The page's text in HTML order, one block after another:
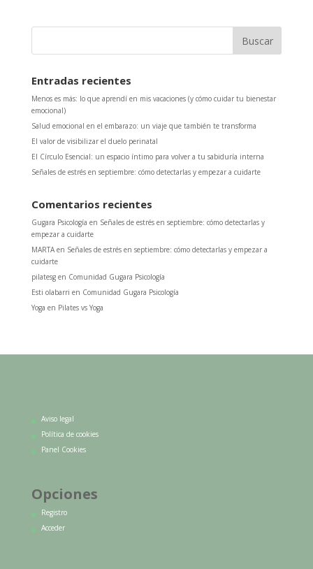
Entradas recientes
Menos es más: lo que aprendí en mis vacaciones (y cómo cuidar tu bienestar
emocional)
Salud emocional en el embarazo: un viaje que también te transforma
El valor de visibilizar el duelo perinatal
El Círculo Esencial: un espacio íntimo para volver a tu sabiduría interna
Señales de estrés en septiembre: cómo detectarlas y empezar a cuidarte
Comentarios recientes
Gugara Psicología en Señales de estrés en septiembre: cómo detectarlas y
empezar a cuidarte
MARTAen Señales de estrés en septiembre: cómo detectarlas y empezar a
cuidarte
pilatesgen Comunidad Gugara Psicología
Esti olabarri en Comunidad Gugara Psicología
Yoga en Pilates vs Yoga
Aviso legal
Política de cookies
Panel Cookies
Opciones
Registro
Acceder